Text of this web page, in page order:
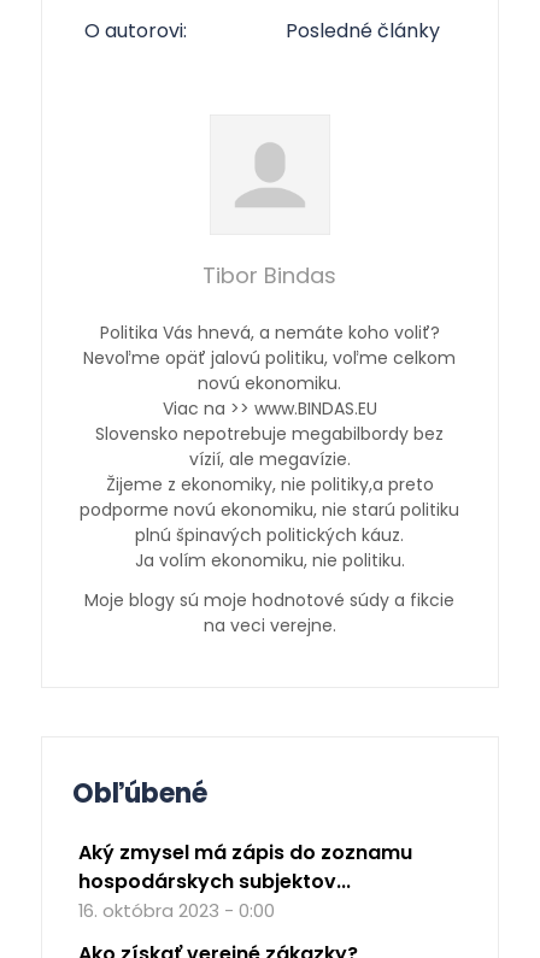
O autorovi: Posledné články
Tibor Bindas
Politika Vás hnevá, a nemáte koho voliť?
Nevoľme opäť jalovú politiku, voľme celkom
novú ekonomiku.
Viac na >> www.BINDAS.EU
Slovensko nepotrebuje megabilbordy bez
vízií, ale megavízie.
Žijeme z ekonomiky, nie politiky,a preto
podporme novú ekonomiku, nie starú politiku
plnú špinavých politických káuz.
Ja volím ekonomiku, nie politiku.
Moje blogy sú moje hodnotové súdy a fikcie
na veci verejne.
Obľúbené
Aký zmysel má zápis do zoznamu
hospodárskych subjektov...
16. októbra 2023 - 0:00